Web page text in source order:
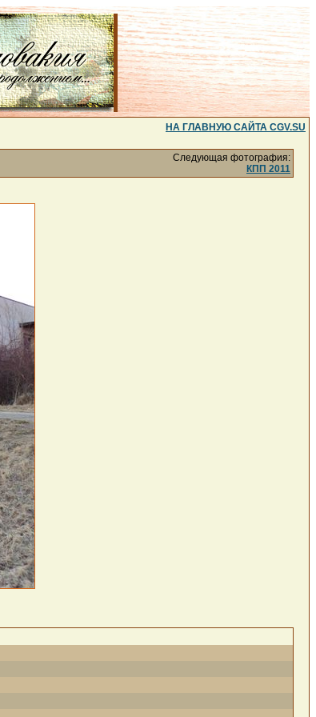
НА ГЛАВНУЮ САЙТА CGV.SU
Следующая фотография:
КПП 2011